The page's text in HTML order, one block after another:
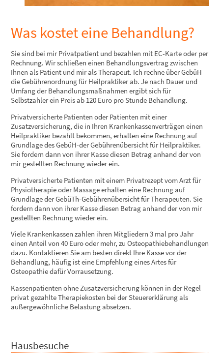
Was kostet eine Behandlung?
Sie sind bei mir Privatpatient und bezahlen mit EC-Karte oder per
Rechnung. Wir schließen einen Behandlungsvertrag zwischen
Ihnen als Patient und mir als Therapeut. Ich rechne über GebüH
die Gebührenordnung für Heilpraktiker ab. Je nach Dauer und
Umfang der Behandlungsmaßnahmen ergibt sich für
Selbstzahler ein Preis ab 120 Euro pro Stunde Behandlung.
Privatversicherte Patienten oder Patienten mit einer
Zusatzversicherung, die in Ihren Krankenkassenverträgen einen
Heilpraktiker bezahlt bekommen, erhalten eine Rechnung auf
Grundlage des GebüH-der Gebührenübersicht für Heilpraktiker.
Sie fordern dann von ihrer Kasse diesen Betrag anhand der von
mir gestellten Rechnung wieder ein.
Privatversicherte Patienten mit einem Privatrezept vom Arzt für
Physiotherapie oder Massage erhalten eine Rechnung auf
Grundlage der GebüTh-Gebührenübersicht für Therapeuten. Sie
fordern dann von ihrer Kasse diesen Betrag anhand der von mir
gestellten Rechnung wieder ein.
Viele Krankenkassen zahlen ihren Mitgliedern 3 mal pro Jahr
einen Anteil von 40 Euro oder mehr, zu Osteopathiebehandlungen
dazu. Kontaktieren Sie am besten direkt Ihre Kasse vor der
Behandlung, häufig ist eine Empfehlung eines Artes für
Osteopathie dafür Vorrausetzung.
Kassenpatienten ohne Zusatzversicherung können in der Regel
privat gezahlte Therapiekosten bei der Steuererklärung als
außergewöhnliche Belastung absetzen.
Hausbesuche